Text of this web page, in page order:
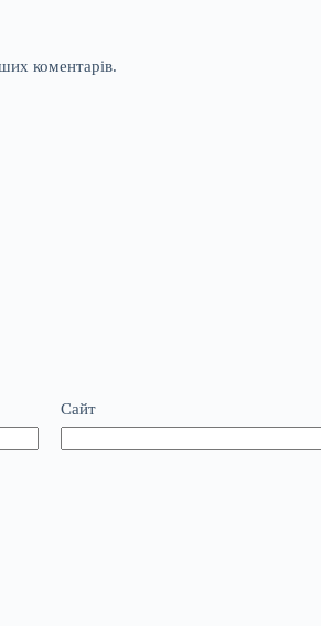
коментарів.
Сайт